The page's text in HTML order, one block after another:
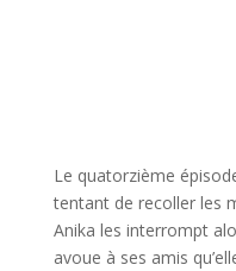
Le quatorzième
tentant de recoller les
Anika les interrompt
avoue à ses amis